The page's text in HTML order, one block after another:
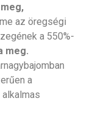
az öregségi
a 550%-
meg.
a